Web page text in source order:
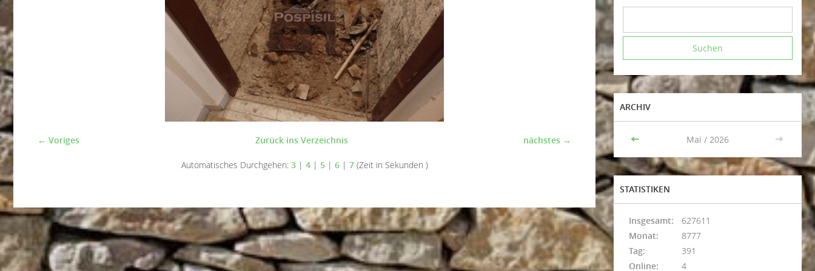
← Voriges nächstes →
Zurück ins Verzeichnis
Automatisches Durchgehen: 3| 4| 5| 6| 7(Zeit in Sekunden )
ARCHIV
<< Mai / 2026 >>
STATISTIKEN
Online: 4
Insgesamt:
627611
Monat:
8777
Tag:
391